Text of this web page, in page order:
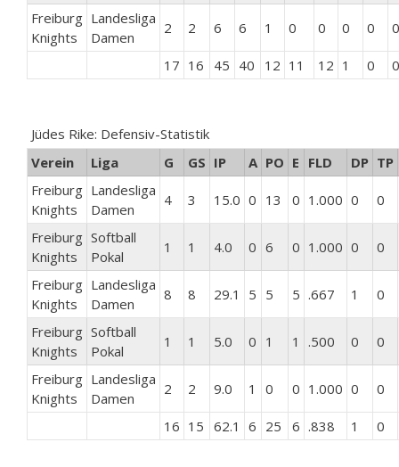
Freiburg
Knights
Landesliga
Damen
2 2 6 6 1 0 0 0 0 0
17 16 45 40 12 11 12 1 0 0
Jüdes Rike: Defensiv-Statistik
Verein
Liga G GS IP A PO E FLD DP TP
Freiburg
Knights
Landesliga
Damen
4 3 15.0 0 13 0 1.000 0 0
Freiburg
Knights
Softball
Pokal
1 1 4.0 0 6 0 1.000 0 0
Freiburg
Knights
Landesliga
Damen
8 8 29.1 5 5 5 .667 1 0
Freiburg
Knights
Softball
Pokal
1 1 5.0 0 1 1 .500 0 0
Freiburg
Knights
Landesliga
Damen
2 2 9.0 1 0 0 1.000 0 0
16 15 62.1 6 25 6 .838 1 0